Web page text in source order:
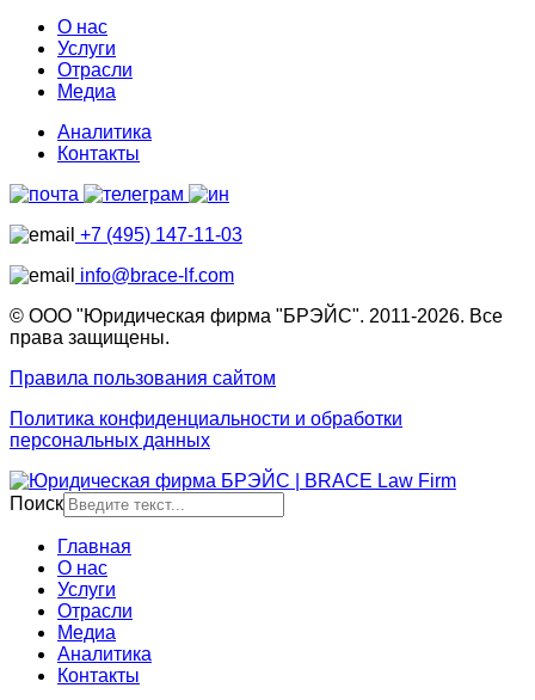
О нас
Услуги
Отрасли
Медиа
Аналитика
Контакты
+7 (495) 147-11-03
info@brace-lf.com
© ООО "Юридическая фирма "БРЭЙС". 2011-2026. Все
права защищены.
Правила пользования сайтом
Политика конфиденциальности и обработки
персональных данных
Поиск
Главная
О нас
Услуги
Отрасли
Медиа
Аналитика
Контакты